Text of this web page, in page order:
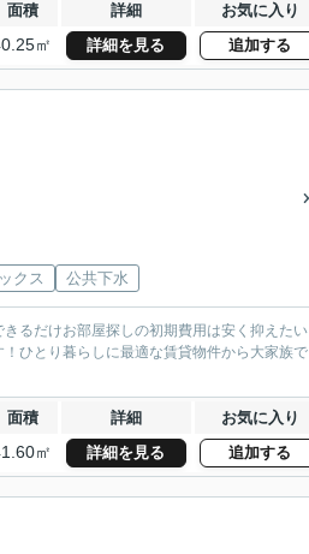
面積 詳細 お気に入り
㎡ 詳細を見る 追加する
クス 公共下水
るだけお部屋探しの初期費用は安く抑えたい
ひとり暮らしに最適な賃貸物件から大家族で
面積 詳細 お気に入り
㎡ 詳細を見る 追加する